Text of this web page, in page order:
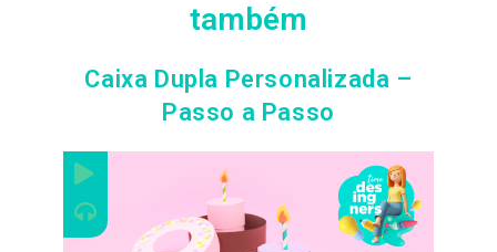
também
Caixa Dupla Personalizada –
Passo a Passo